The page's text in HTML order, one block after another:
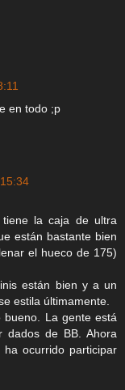
en todo ;p
la caja de ultra
están bastante bien
el hueco de 175)
están bien y a un
estila últimamente.
La gente está
dados de BB. Ahora
ocurrido participar